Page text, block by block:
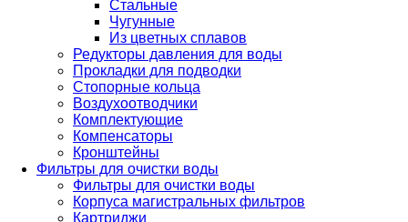
Стальные
Чугунные
Из цветных сплавов
Редукторы давления для воды
Прокладки для подводки
Стопорные кольца
Воздухоотводчики
Комплектующие
Компенсаторы
Кронштейны
Фильтры для очистки воды
Фильтры для очистки воды
Корпуса магистральных фильтров
Картриджи